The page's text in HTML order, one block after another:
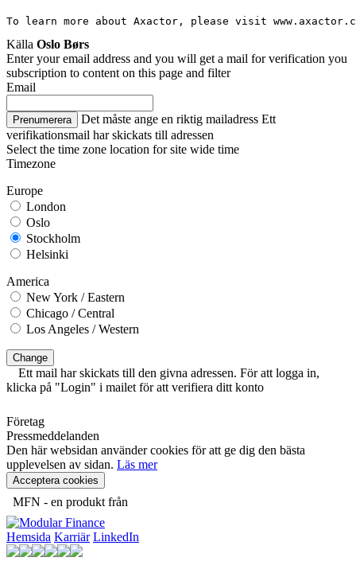
To learn more about Axactor, please visit
Källa Oslo Børs
Enter your email address and you will get a mail for verification you
subscription to content on this page and filter
Email
Prenumerera Det måste ange en riktig mailadress Ett
verifikationsmail har skickats till adressen
Select the time zone location for site wide time
Timezone
Europe
London
Oslo
Stockholm
Helsinki
America
New York / Eastern
Chicago / Central
Los Angeles / Western
Change
Ett mail har skickats till den givna adressen. För att logga in,
klicka på "Login" i mailet för att verifiera ditt konto
Företag
Pressmeddelanden
Den här websidan använder cookies för att ge dig den bästa
upplevelsen av sidan. Läs mer
Acceptera cookies
MFN - en produkt från
Hemsida Karriär LinkedIn